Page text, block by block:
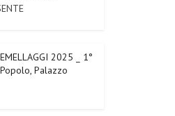
2025 _ 1°
Palazzo